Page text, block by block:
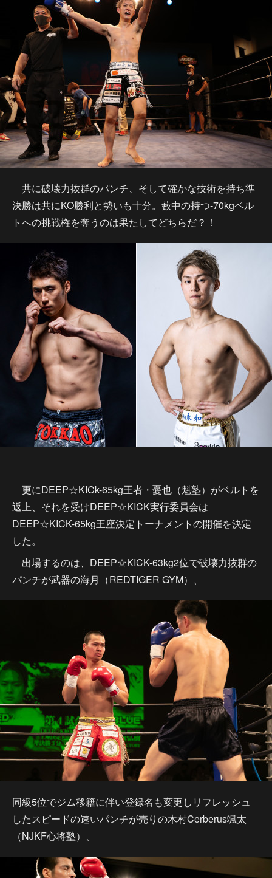
共に破壊力抜群のパンチ、そして確かな技術を持ち準
決勝は共にKO勝利と勢いも十分。藪中の持つ-70kgベル
トへの挑戦権を奪うのは果たしてどちらだ？！
更にDEEP☆KICk-65kg王者・憂也（魁塾）がベルトを
返上、それを受けDEEP☆KICK実行委員会は
DEEP☆KICK-65kg王座決定トーナメントの開催を決定
した。
出場するのは、DEEP☆KICK-63kg2位で破壊力抜群の
パンチが武器の海月（REDTIGER GYM）、
同級5位でジム移籍に伴い登録名も変更しリフレッシュ
したスピードの速いパンチが売りの木村Cerberus颯太
（NJKF心将塾）、